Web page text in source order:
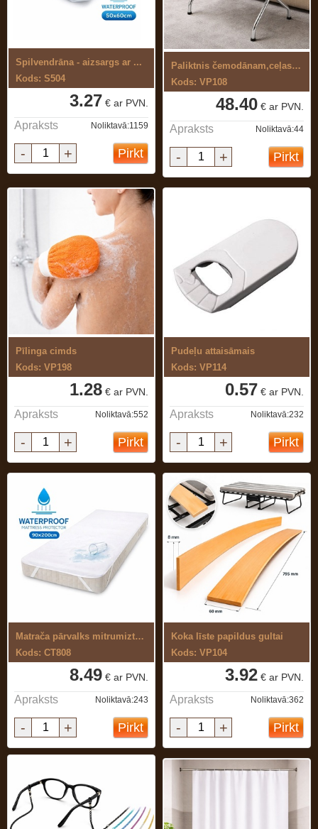
Spilvendrāna - aizsargs ar ...
Kods: S504
3.27 € ar PVN.
Apraksts Noliktavā:1159
- + Pirkt
Paliktnis čemodānam,ceļasomai,metāla ...
Kods: VP108
48.40 € ar PVN.
Apraksts Noliktavā:44
- + Pirkt
Pīlinga cimds
Kods: VP198
1.28 € ar PVN.
Apraksts Noliktavā:552
- + Pirkt
Pudeļu attaisāmais
Kods: VP114
0.57 € ar PVN.
Apraksts Noliktavā:232
- + Pirkt
Matrača pārvalks mitrumizturīgs, ...
Kods: CT808
8.49 € ar PVN.
Apraksts Noliktavā:243
- + Pirkt
Koka līste papildus gultai
Kods: VP104
3.92 € ar PVN.
Apraksts Noliktavā:362
- + Pirkt